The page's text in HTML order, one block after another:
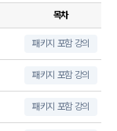
목차
패키지 포함 강의
패키지 포함 강의
패키지 포함 강의